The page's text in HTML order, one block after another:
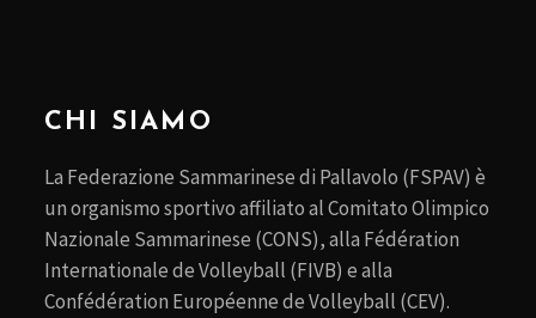
CHI SIAMO
La Federazione Sammarinese di Pallavolo (FSPAV) è
un organismo sportivo affiliato al Comitato Olimpico
Nazionale Sammarinese (CONS), alla Fédération
Internationale de Volleyball (FIVB) e alla
Confédération Européenne de Volleyball (CEV).